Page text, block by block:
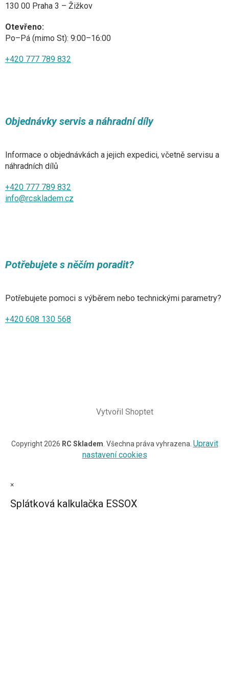
130 00 Praha 3 – Žižkov
Otevřeno:
Po–Pá (mimo St): 9:00–16:00
+420 777 789 832
Objednávky servis a náhradní díly
Informace o objednávkách a jejich expedici, včetně servisu a
náhradních dílů
+420 777 789 832
info@rcskladem.cz
Potřebujete s něčím poradit?
Potřebujete pomoci s výběrem nebo technickými parametry?
+420 608 130 568
Vytvořil Shoptet
Copyright 2026 RC Skladem . Všechna práva vyhrazena. Upravit
nastavení cookies
×
Splátková kalkulačka ESSOX